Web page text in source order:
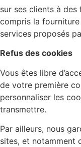
sur ses clients à
compris la
services proposés
Refus des cookies
Vous êtes libre
de votre première
personnaliser les
transmettre.
Par ailleurs, nous
sites, et notamment